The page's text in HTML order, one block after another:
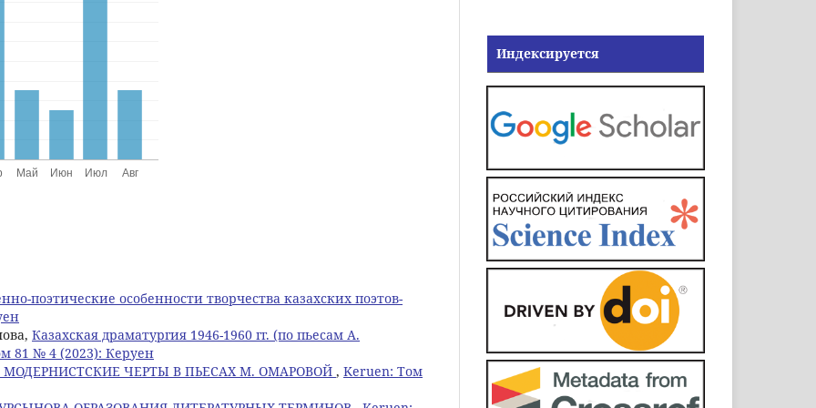
поэтические особенности творчества казахских поэтов-
Казахская драматургия 1946-1960 гг. (по пьесам А.
81 № 4 (2023): Керуен
ЧЕРТЫ В ПЬЕСАХ М. ОМАРОВОЙ , Keruen: Том
Индексируется